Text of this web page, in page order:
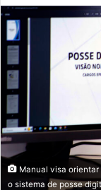
Manual visa
o sistema de posse